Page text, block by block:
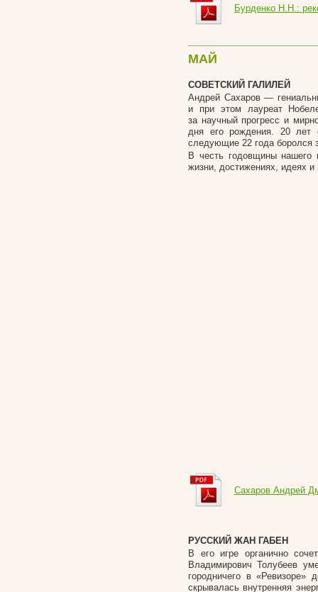
Бурденко Н.Н.:
МАЙ
СОВЕТСКИЙ ГАЛИЛЕЙ
Андрей Сахаров —
и при этом лауреат
за научный прогресс и
дня его рождения. 20 лет
следующие 22 года боролся
В честь годовщины нашего
жизни, достижениях, идеях и
Сахаров Андрей
РУССКИЙ ЖАН ГАБЕН
В его игре органично
Владимирович Толубеев
городничего в
скрывалась внутренняя